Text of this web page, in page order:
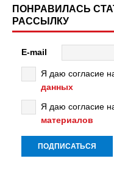
ПОНРАВИЛАСЬ
РАССЫЛКУ
E-mail
Я даю согласие
данных
Я даю согласие
материалов